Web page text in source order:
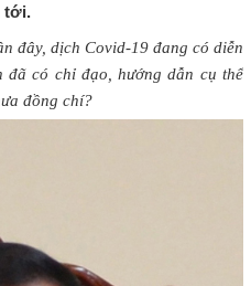
tới.
đây, dịch Covid-19 đang có diễn
đã có chỉ đạo, hướng dẫn cụ thể
đồng chí?